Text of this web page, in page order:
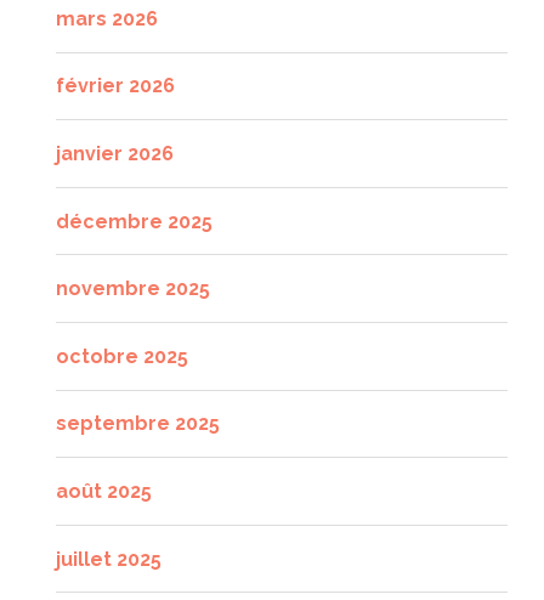
mars 2026
février 2026
janvier 2026
décembre 2025
novembre 2025
octobre 2025
septembre 2025
août 2025
juillet 2025